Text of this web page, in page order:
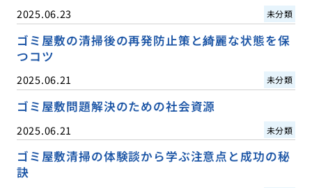
2025.06.23 未分類
ゴミ屋敷の清掃後の再発防止策と綺麗な状態を保
つコツ
2025.06.21 未分類
ゴミ屋敷問題解決のための社会資源
2025.06.21 未分類
ゴミ屋敷清掃の体験談から学ぶ注意点と成功の秘
訣